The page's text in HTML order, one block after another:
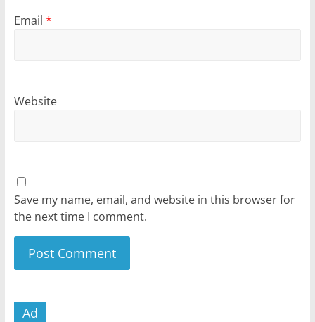
Email *
Website
Save my name, email, and website in this browser for
the next time I comment.
Ad